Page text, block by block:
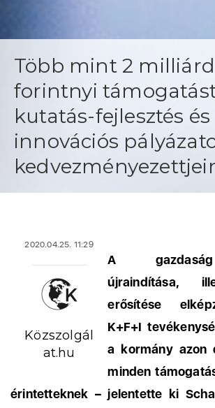
Több mint 2 milliárd
forintnyi
kutatás-fejlesztés és
innovációs
2020.04.25. 11:29
Közszolgál
at.hu
A
újraindítása,
erősítése
K+F+I
a kormány azon
minden
érintetteknek – jelentette ki